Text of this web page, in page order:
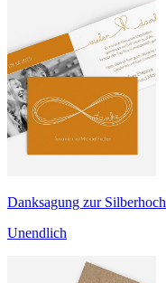
Danksagung zur
Unendlich